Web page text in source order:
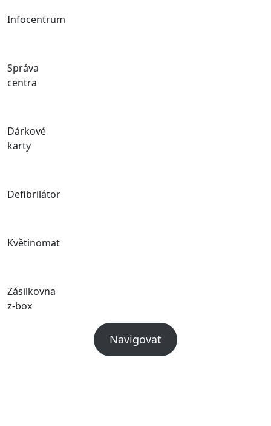
Infocentrum
Správa
centra
Dárkové
karty
Defibrilátor
Květinomat
Zásilkovna
z-box
Navigovat